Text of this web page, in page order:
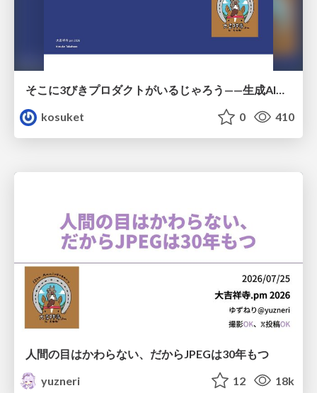
そこに3びきプロダクトがいるじゃろう——生成AI時代における“価値が届かない理由”の構造
kosuket
0 410
人間の目はかわらない、だからJPEGは30年もつ
yuzneri
12 18k